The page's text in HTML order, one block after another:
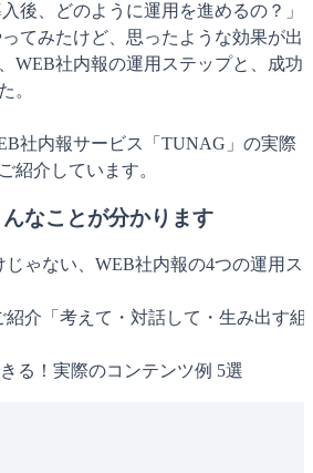
後、どのように運用を進めるの？」
ってみたけど、思ったような効果が出
WEB社内報の運用ステップと、成功
。
社内報サービス「TUNAG」の実際
紹介しています。
なことが分かります
じゃない、WEB社内報の4つの運用ス
紹介「考えて・対話して・生み出す組
る！実際のコンテンツ例 5選